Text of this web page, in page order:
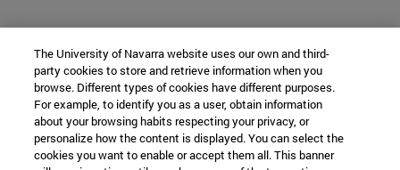
The University of Navarra website uses our own and third-
party cookies to store and retrieve information when you
browse. Different types of cookies have different purposes.
For example, to identify you as a user, obtain information
about your browsing habits respecting your privacy, or
personalize how the content is displayed. You can select the
cookies you want to enable or accept them all. This banner